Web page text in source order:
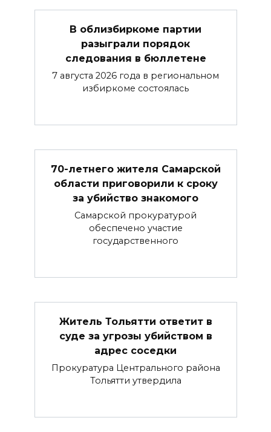
В облизбиркоме партии
разыграли порядок
следования в бюллетене
7 августа 2026 года в региональном
избиркоме состоялась
70-летнего жителя Самарской
области приговорили к сроку
за убийство знакомого
Самарской прокуратурой
обеспечено участие
государственного
Житель Тольятти ответит в
суде за угрозы убийством в
адрес соседки
Прокуратура Центрального района
Тольятти утвердила